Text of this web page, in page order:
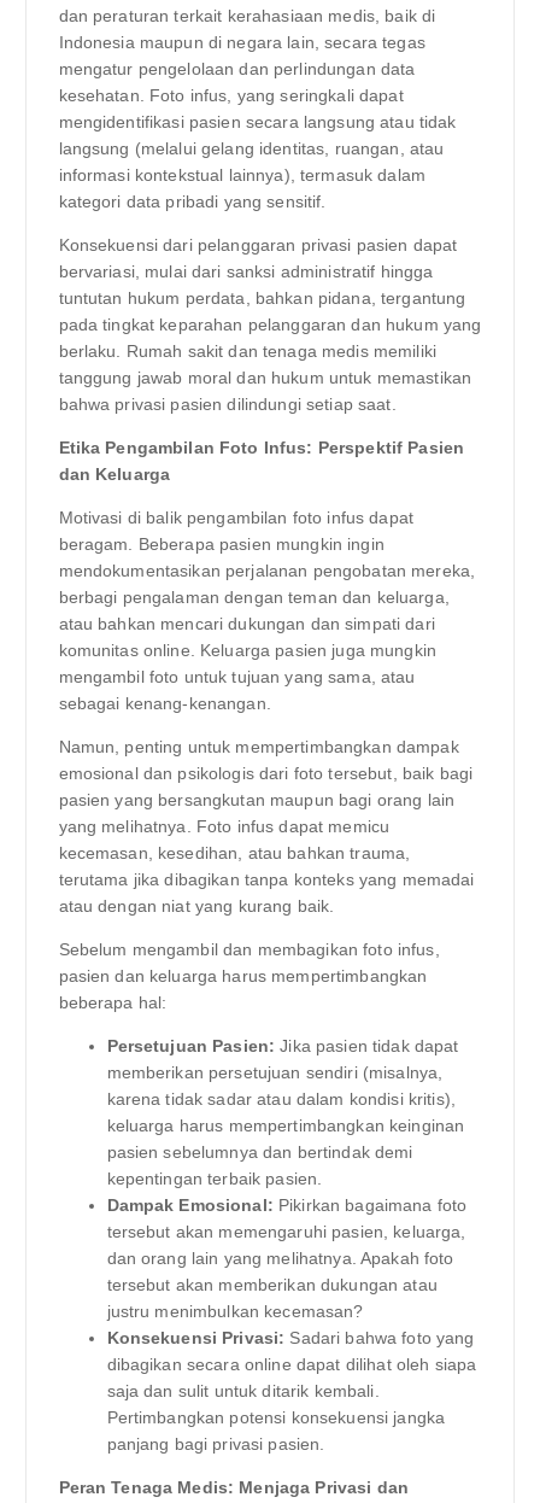
dan peraturan terkait kerahasiaan medis, baik di
Indonesia maupun di negara lain, secara tegas
mengatur pengelolaan dan perlindungan data
kesehatan. Foto infus, yang seringkali dapat
mengidentifikasi pasien secara langsung atau tidak
langsung (melalui gelang identitas, ruangan, atau
informasi kontekstual lainnya), termasuk dalam
kategori data pribadi yang sensitif.
Konsekuensi dari pelanggaran privasi pasien dapat
bervariasi, mulai dari sanksi administratif hingga
tuntutan hukum perdata, bahkan pidana, tergantung
pada tingkat keparahan pelanggaran dan hukum yang
berlaku. Rumah sakit dan tenaga medis memiliki
tanggung jawab moral dan hukum untuk memastikan
bahwa privasi pasien dilindungi setiap saat.
Etika Pengambilan Foto Infus: Perspektif Pasien
dan Keluarga
Motivasi di balik pengambilan foto infus dapat
beragam. Beberapa pasien mungkin ingin
mendokumentasikan perjalanan pengobatan mereka,
berbagi pengalaman dengan teman dan keluarga,
atau bahkan mencari dukungan dan simpati dari
komunitas online. Keluarga pasien juga mungkin
mengambil foto untuk tujuan yang sama, atau
sebagai kenang-kenangan.
Namun, penting untuk mempertimbangkan dampak
emosional dan psikologis dari foto tersebut, baik bagi
pasien yang bersangkutan maupun bagi orang lain
yang melihatnya. Foto infus dapat memicu
kecemasan, kesedihan, atau bahkan trauma,
terutama jika dibagikan tanpa konteks yang memadai
atau dengan niat yang kurang baik.
Sebelum mengambil dan membagikan foto infus,
pasien dan keluarga harus mempertimbangkan
beberapa hal:
Persetujuan Pasien: Jika pasien tidak dapat
memberikan persetujuan sendiri (misalnya,
karena tidak sadar atau dalam kondisi kritis),
keluarga harus mempertimbangkan keinginan
pasien sebelumnya dan bertindak demi
kepentingan terbaik pasien.
Dampak Emosional: Pikirkan bagaimana foto
tersebut akan memengaruhi pasien, keluarga,
dan orang lain yang melihatnya. Apakah foto
tersebut akan memberikan dukungan atau
justru menimbulkan kecemasan?
Konsekuensi Privasi: Sadari bahwa foto yang
dibagikan secara online dapat dilihat oleh siapa
saja dan sulit untuk ditarik kembali.
Pertimbangkan potensi konsekuensi jangka
panjang bagi privasi pasien.
Peran Tenaga Medis: Menjaga Privasi dan